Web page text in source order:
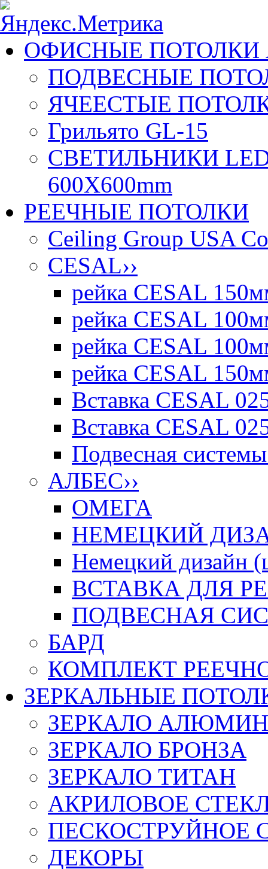
ОФИСНЫЕ ПОТОЛКИ
ПОДВЕСНЫЕ
ЯЧЕЕСТЫЕ
Грильято GL-15
СВЕТИЛЬНИКИ
600X600mm
РЕЕЧНЫЕ ПОТОЛКИ
Ceiling Group USA
CESAL››
рейка CESAL
рейка CESAL
рейка CESAL
рейка CESAL
Вставка CESAL
Вставка CESAL
Подвесная
АЛБЕС››
ОМЕГА
НЕМЕЦКИЙ
Немецкий дизайн
ВСТАВКА ДЛЯ
ПОДВЕСНАЯ
БАРД
КОМПЛЕКТ
ЗЕРКАЛЬНЫЕ
ЗЕРКАЛО
ЗЕРКАЛО БРОНЗА
ЗЕРКАЛО ТИТАН
АКРИЛОВОЕ
ПЕСКОСТРУЙНОЕ
ДЕКОРЫ